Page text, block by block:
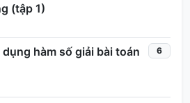
(tập 1)
hàm số giải bài toán
6